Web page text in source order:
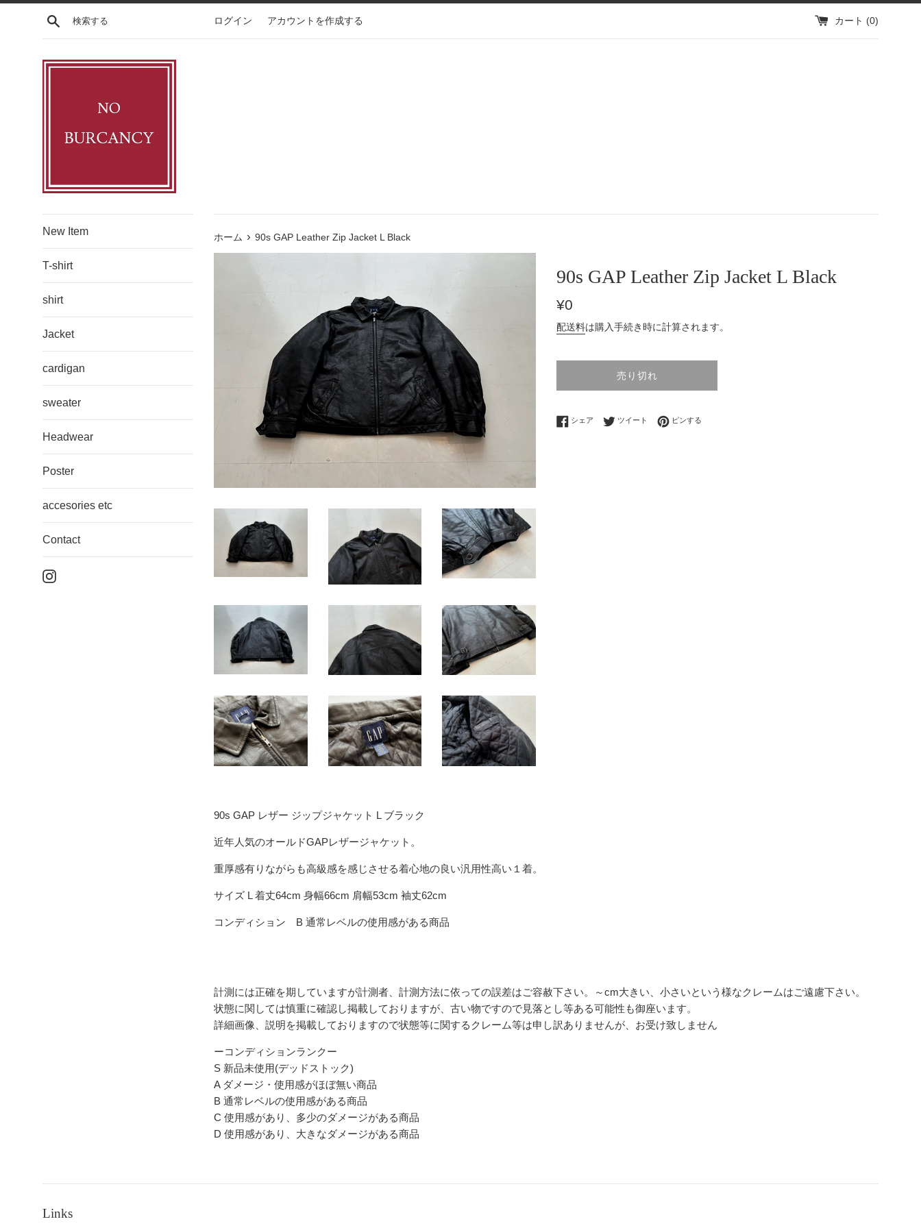
コ
検索する ログイン アカウントを作成する カート (0)
New Item
T-shirt
shirt
Jacket
cardigan
sweater
Headwear
Poster
accesories etc
Contact
Instagram
ホーム › 90s GAP Leather Zip Jacket L Black
90s GAP Leather Zip Jacket L Black
通
価
¥0
配送料は購入手続き時に計算されます。
売り切れ
シェア Facebookでシェアする
ツイート Twitterに投稿する
ピンする
90s GAP レザー ジップジャケット L ブラック
近年人気のオールドGAPレザージャケット。
重厚感有りながらも高級感を感じさせる着心地の良い汎用性高い１着。
サイズ L 着丈64cm 身幅66cm 肩幅53cm 袖丈62cm
コンディション B 通常レベルの使用感がある商品
計測には正確を期していますが計測者、計測方法に依っての誤差はご容赦下さい。～cm大きい、小さいという様なクレームはご遠慮下さい。
状態に関しては慎重に確認し掲載しておりますが、古い物ですので見落とし等ある可能性も御座います。
詳細画像、説明を掲載しておりますので状態等に関するクレーム等は申し訳ありませんが、お受け致しません
ーコンディションランクー
S 新品未使用(デッドストック)
A ダメージ・使用感がほぼ無い商品
B 通常レベルの使用感がある商品
C 使用感があり、多少のダメージがある商品
D 使用感があり、大きなダメージがある商品
Links